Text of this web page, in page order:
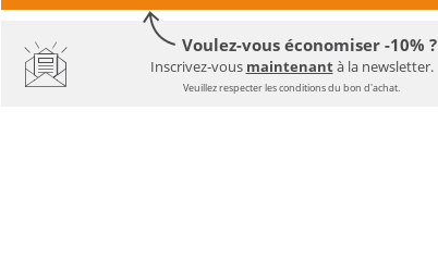
Voulez-vous économiser -10% ?
Inscrivez-vous maintenantà la newsletter.
Veuillez respecter les conditions du bon d'achat.